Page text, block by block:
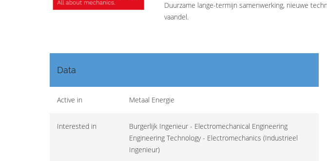
Duurzame lange-termijn samenwerking, nieuwe
vaandel.
Data
Active in Metaal Energie
Interested in
Burgerlijk Ingenieur - Electromechanical Engineering
Engineering Technology - Electromechanics (Industrieel
Ingenieur)